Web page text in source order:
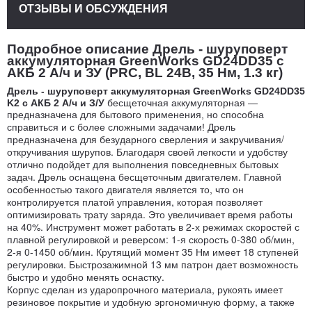
Подробное описание Дрель - шуруповерт
аккумуляторная GreenWorks GD24DD35 с
АКБ 2 А/ч и ЗУ (PRC, BL 24В, 35 Нм, 1.3 кг)
Дрель - шуруповерт аккумуляторная GreenWorks GD24DD35
K2 с АКБ 2 А/ч и З/У бесщеточная аккумуляторная —
предназначена для бытового применения, но способна
справиться и с более сложными задачами! Дрель
предназначена для безударного сверления и закручивания/
откручивания шурупов. Благодаря своей легкости и удобству
отлично подойдет для выполнения повседневных бытовых
задач. Дрель оснащена бесщеточным двигателем. Главной
особенностью такого двигателя является то, что он
контролируется платой управления, которая позволяет
оптимизировать трату заряда. Это увеличивает время работы
на 40%. Инструмент может работать в 2-х режимах скоростей с
плавной регулировкой и реверсом: 1-я скорость 0-380 об/мин,
2-я 0-1450 об/мин. Крутящий момент 35 Нм имеет 18 ступеней
регулировки. Быстрозажимной 13 мм патрон дает возможность
быстро и удобно менять оснастку.
Корпус сделан из ударопрочного материала, рукоять имеет
резиновое покрытие и удобную эргономичную форму, а также
ОТЗЫВЫ И ОБСУЖДЕНИЯ